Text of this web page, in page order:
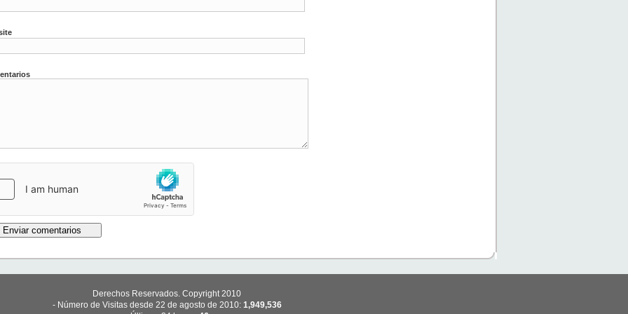
Derechos Reservados. Copyright 2010
- Número de Visitas desde 22 de agosto de 2010: 1,949,536